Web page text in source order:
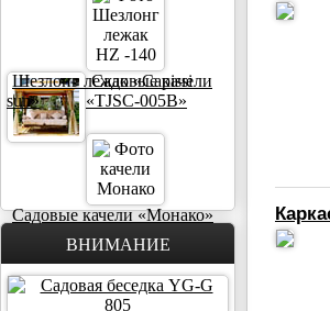
Шезлонг лежак «Capissi
sun»
Садовые качели
«TJSC-005B»
Садовые качели «Монако»
ВНИМАНИЕ